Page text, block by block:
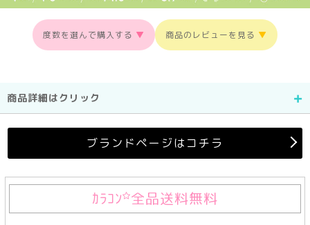
度数を選んで購入する ▼ 商品のレビューを見る ▼
商品詳細はクリック
ブランドページはコチラ
ｶﾗｺﾝ 全品送料無料